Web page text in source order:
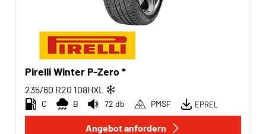
Pirelli Winter P-Zero *
235/60 R20 108HXL
C B 72 db PMSF EPREL
Angebot anfordern